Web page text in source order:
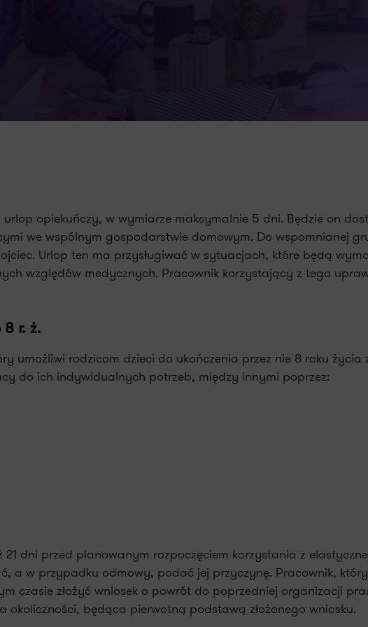
opiekuńczy, w wymiarze maksymalnie 5 dni. Będzie on
we wspólnym gospodarstwie domowym. Do wspomnianej
Urlop ten ma przysługiwać w sytuacjach, które będą
względów medycznych. Pracownik korzystający z tego
r. ż.
umożliwi rodzicom dzieci do ukończenia przez nie 8 roku życia
do ich indywidualnych potrzeb, między innymi poprzez:
21 dni przed planowanym rozpoczęciem korzystania z
a w przypadku odmowy, podać jej przyczynę. Pracownik,
czasie złożyć wniosek o powrót do poprzedniej organizacji
będąca pierwotną podstawą złożonego wniosku.